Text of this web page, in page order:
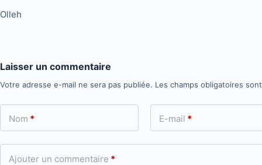
Olleh
Laisser un commentaire
Votre adresse e-mail ne sera pas publiée. Les champs obligatoires
Nom * E-mail *
Ajouter un commentaire *